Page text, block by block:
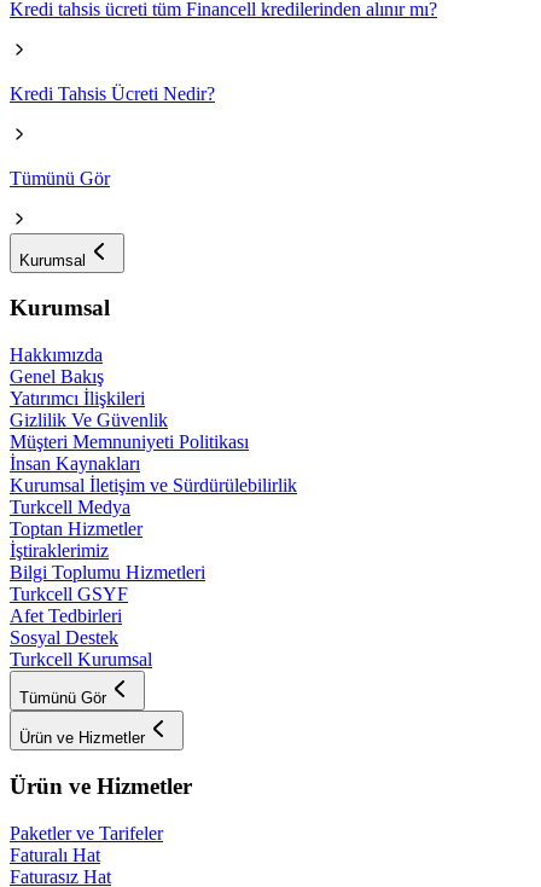
Kredi tahsis ücreti tüm Financell kredilerinden alınır mı?
Kredi Tahsis Ücreti Nedir?
Tümünü Gör
Kurumsal
Kurumsal
Hakkımızda
Genel Bakış
Yatırımcı İlişkileri
Gizlilik Ve Güvenlik
Müşteri Memnuniyeti Politikası
İnsan Kaynakları
Kurumsal İletişim ve Sürdürülebilirlik
Turkcell Medya
Toptan Hizmetler
İştiraklerimiz
Bilgi Toplumu Hizmetleri
Turkcell GSYF
Afet Tedbirleri
Sosyal Destek
Turkcell Kurumsal
Tümünü Gör
Ürün ve Hizmetler
Ürün ve Hizmetler
Paketler ve Tarifeler
Faturalı Hat
Faturasız Hat